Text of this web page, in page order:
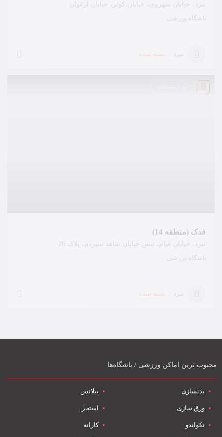
نبرد، خیابان شهروی، خیابان کوثر، خیابان ارغوان
باشگاه ورزشی
نبرد بسته شده
فدک (منطقه 14)
نبرد، خیابان قیام، نبش خیابان شاهد سیزدم، پلاک 26
باشگاه ورزشی
نبرد بسته شده
محبوب ترین اماکن ورزشی / باشگاه‌ها
بدنسازی پیلاتس
ورق سازی استخر
تکواندو کاراته